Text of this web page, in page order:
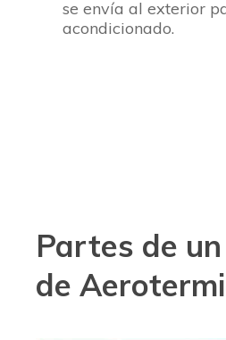
se envía al exterior
acondicionado.
Partes de
de